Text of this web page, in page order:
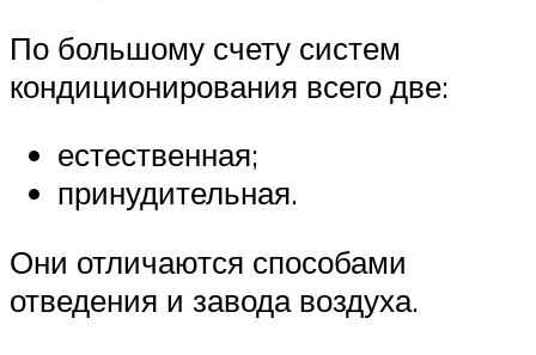
По большому счету систем
кондиционирования всего две:
естественная;
принудительная.
Они отличаются способами
отведения и завода воздуха.